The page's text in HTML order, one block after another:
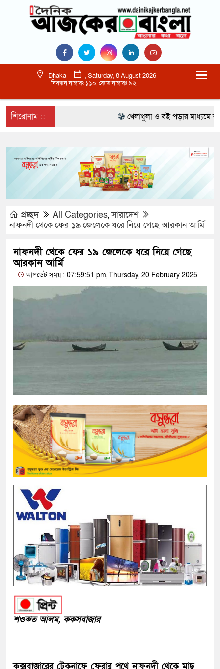
Dhaka
, Saturday, 8 August 2026
নিবন্ধন নাম্বারঃ ১১০, কোড নাম্বারঃ ৯২
শিরোনাম :: খেলাধুলা ও বই পড়ার মাধ্যমে
প্রচ্ছদ All Categories,সারাদেশ
নাফনদী থেকে ফের ১৯ জেলেকে ধরে নিয়ে গেছে আরকান আর্মি
নাফনদী থেকে ফের ১৯ জেলেকে ধরে নিয়ে গেছে
আরকান আর্মি
আপডেট সময় : 07:59:51 pm, Thursday, 20 February 2025
শওকত আলম, ককসবাজার
কক্সবাজারের টেকনাফে ফেরার পথে নাফনদী থেকে মাছ